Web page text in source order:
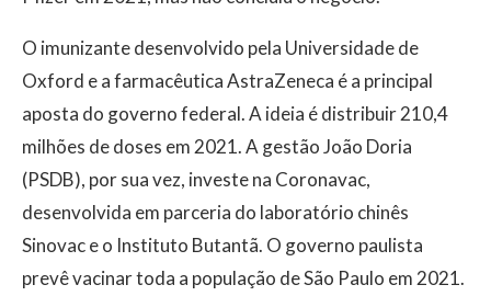
O imunizante desenvolvido pela Universidade de
Oxford e a farmacêutica AstraZeneca é a principal
aposta do governo federal. A ideia é distribuir 210,4
milhões de doses em 2021. A gestão João Doria
(PSDB), por sua vez, investe na Coronavac,
desenvolvida em parceria do laboratório chinês
Sinovac e o Instituto Butantã. O governo paulista
prevê vacinar toda a população de São Paulo em 2021.